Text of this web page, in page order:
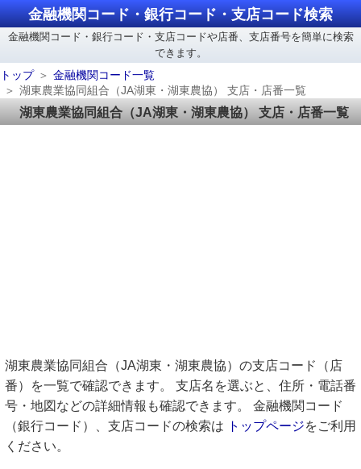
金融機関コード・銀行コード・支店コード検索
金融機関コード・銀行コード・支店コードや店番、支店番号を簡単に検索
できます。
トップ
金融機関コード一覧
湖東農業協同組合（JA湖東・湖東農協） 支店・店番一覧
湖東農業協同組合（JA湖東・湖東農協） 支店・店番一覧
湖東農業協同組合（JA湖東・湖東農協）の支店コード（店
番）を一覧で確認できます。 支店名を選ぶと、住所・電話番
号・地図などの詳細情報も確認できます。 金融機関コード
（銀行コード）、支店コードの検索は
トップページをご利用
ください。